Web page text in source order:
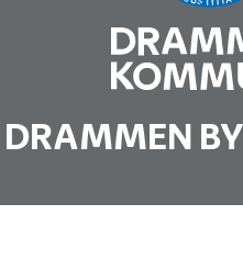
DRAMMEN